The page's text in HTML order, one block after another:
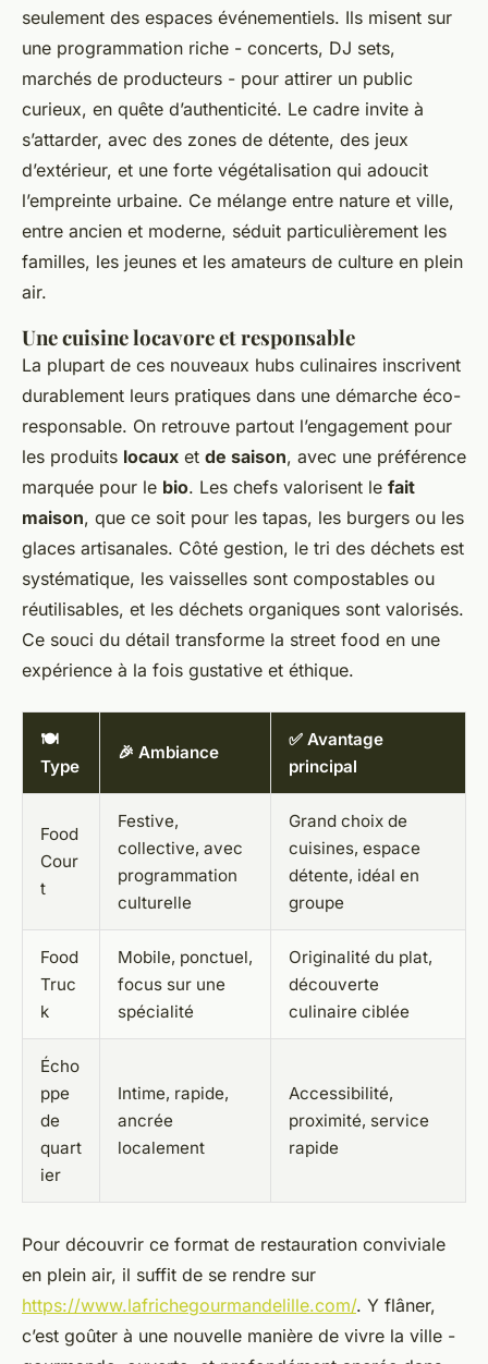
seulement des espaces événementiels. Ils misent sur
une programmation riche - concerts, DJ sets,
marchés de producteurs - pour attirer un public
curieux, en quête d’authenticité. Le cadre invite à
s’attarder, avec des zones de détente, des jeux
d’extérieur, et une forte végétalisation qui adoucit
l’empreinte urbaine. Ce mélange entre nature et ville,
entre ancien et moderne, séduit particulièrement les
familles, les jeunes et les amateurs de culture en plein
air.
Une cuisine locavore et responsable
La plupart de ces nouveaux hubs culinaires inscrivent
durablement leurs pratiques dans une démarche éco-
responsable. On retrouve partout l’engagement pour
les produits locaux et de saison, avec une préférence
marquée pour le bio. Les chefs valorisent le fait
maison, que ce soit pour les tapas, les burgers ou les
glaces artisanales. Côté gestion, le tri des déchets est
systématique, les vaisselles sont compostables ou
réutilisables, et les déchets organiques sont valorisés.
Ce souci du détail transforme la street food en une
expérience à la fois gustative et éthique.
🍽️
Type
🎉 Ambiance
✅ Avantage
principal
Food
Cour
t
Festive,
collective, avec
programmation
culturelle
Grand choix de
cuisines, espace
détente, idéal en
groupe
Food
Truc
k
Mobile, ponctuel,
focus sur une
spécialité
Originalité du plat,
découverte
culinaire ciblée
Écho
ppe
de
quart
ier
Intime, rapide,
ancrée
localement
Accessibilité,
proximité, service
rapide
Pour découvrir ce format de restauration conviviale
en plein air, il suffit de se rendre sur
https://www.lafrichegourmandelille.com/. Y flâner,
c’est goûter à une nouvelle manière de vivre la ville -